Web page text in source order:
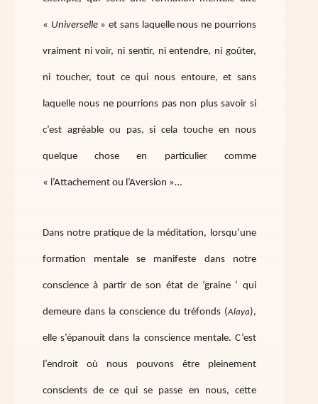
« Universelle» et sans laquelle nous ne pourrions
vraiment ni voir, ni sentir, ni entendre, ni goûter,
ni toucher, tout ce qui nous entoure, et sans
laquelle nous ne pourrions pas non plus savoir si
c’est agréable ou pas, si cela touche en nous
quelque chose en particulier comme
« l’Attachement ou l’Aversion »…
Dans notre pratique de la méditation, lorsqu’une
formation mentale se manifeste dans notre
conscience à partir de son état de ‘graine ‘ qui
demeure dans la conscience du tréfonds (Alaya),
elle s’épanouit dans la conscience mentale. C’est
l’endroit où nous pouvons être pleinement
conscients de ce qui se passe en nous, cette